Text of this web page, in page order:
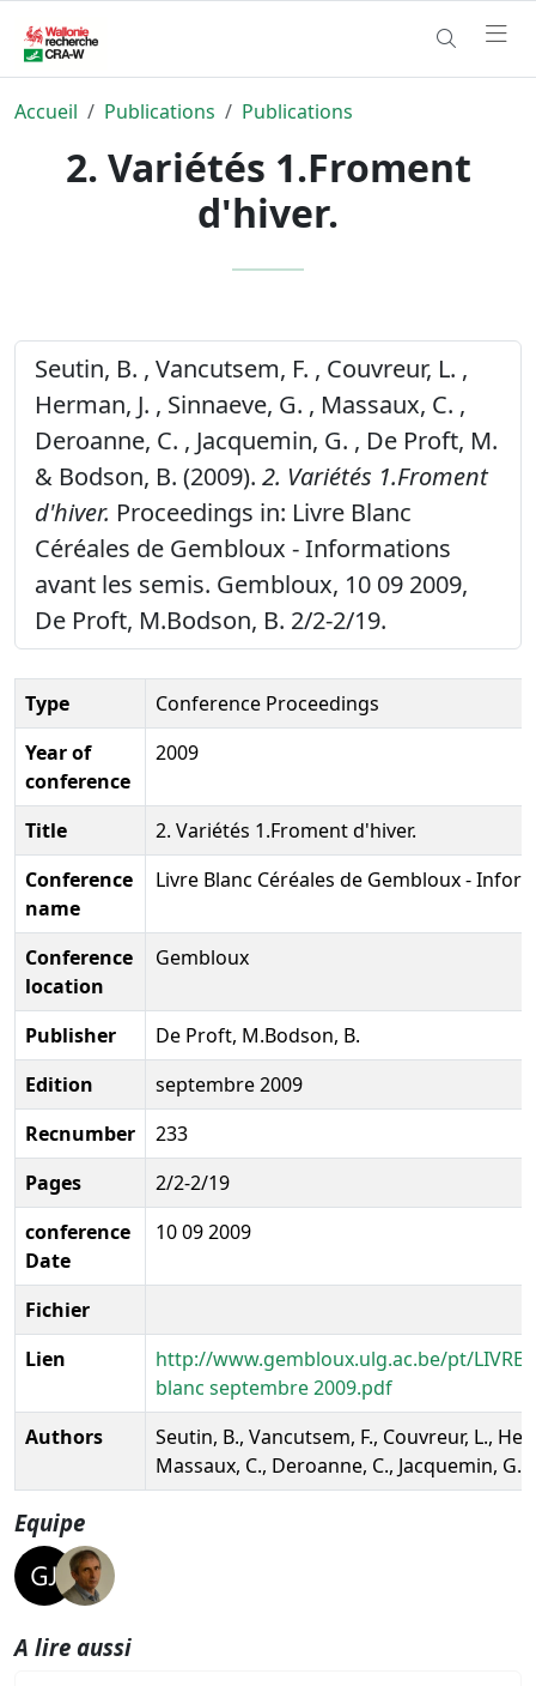
Accueil Publications Publications
2. Variétés 1.Froment
d'hiver.
Seutin, B. , Vancutsem, F. , Couvreur, L. ,
Herman, J. , Sinnaeve, G. , Massaux, C. ,
Deroanne, C. , Jacquemin, G. , De Proft, M.
& Bodson, B. (2009). 2. Variétés 1.Froment
d'hiver. Proceedings in: Livre Blanc
Céréales de Gembloux - Informations
avant les semis. Gembloux, 10 09 2009,
De Proft, M.Bodson, B. 2/2-2/19.
Type
Conference Proceedings
Year of
conference
2009
Title
2. Variétés 1.Froment d'hiver.
Conference
name
Livre Blanc Céréales de Gembloux -
Conference
location
Gembloux
Publisher
De Proft, M.Bodson, B.
Edition
septembre 2009
Recnumber
233
Pages
2/2-2/19
conference
Date
10 09 2009
Fichier
Lien
http://www.gembloux.ulg.ac.be/pt/
blanc septembre 2009.pdf
Authors
Seutin, B., Vancutsem, F., Couvreur, L.,
Massaux, C., Deroanne, C., Jacquemin,
Equipe
A lire aussi